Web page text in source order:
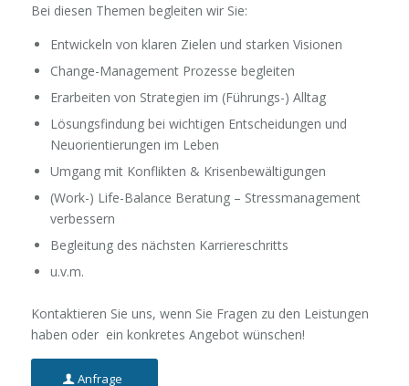
Bei diesen Themen begleiten wir Sie:
Entwickeln von klaren Zielen und starken Visionen
Change-Management Prozesse begleiten
Erarbeiten von Strategien im (Führungs-) Alltag
Lösungsfindung bei wichtigen Entscheidungen und
Neuorientierungen im Leben
Umgang mit Konflikten & Krisenbewältigungen
(Work-) Life-Balance Beratung – Stressmanagement
verbessern
Begleitung des nächsten Karriereschritts
u.v.m.
Kontaktieren Sie uns, wenn Sie Fragen zu den Leistungen
haben oder ein konkretes Angebot wünschen!
Anfrage